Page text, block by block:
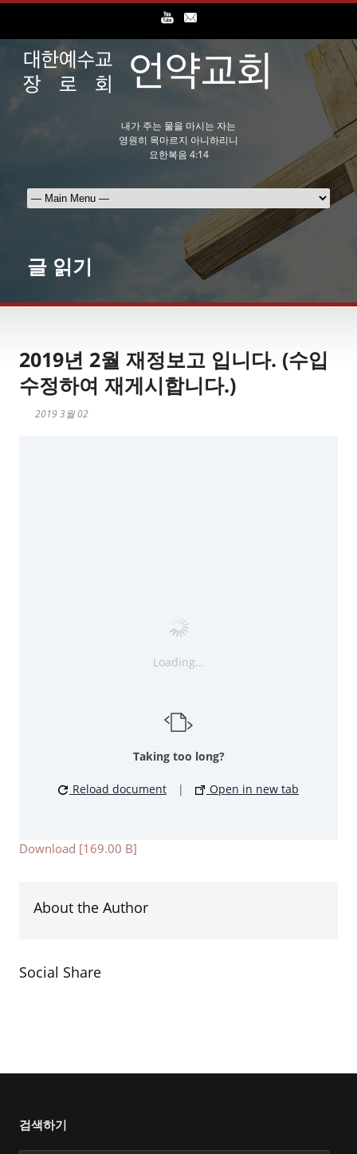
내가 주는 물을 마시는 자는
영원히 목마르지 아니하리니
요한복음 4:14
글 읽기
2019년 2월 재정보고 입니다. (수입
수정하여 재게시합니다.)
2019 3월 02
Loading...
Taking too long?
Reload document | Open in new tab
Download [169.00 B]
About the Author
Social Share
검색하기